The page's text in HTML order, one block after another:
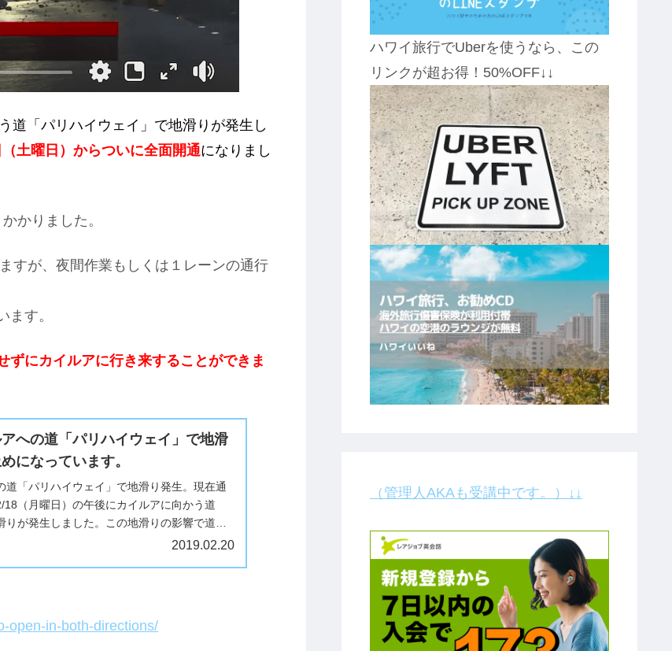
道「パリハイウェイ」で地滑りが発生し
土曜日）からついに全面開通になりまし
かかりました。
すが、夜間作業もしくは１レーンの通行
す。
ずにカイルアに行き来することができま
への道「パリハイウェイ」で地滑
になっています。
道「パリハイウェイ」で地滑り発生。現在通
（月曜日）の午後にカイルアに向かう道
りが発生しました。この地滑りの影響で道路
2019.02.20
open-in-both-directions/
ハワイ旅行でUberを使うなら、この
リンクが超お得！50%OFF↓↓
（管理人AKAも受講中です。）↓↓